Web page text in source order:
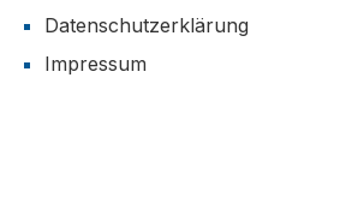
Datenschutzerklärung
Impressum